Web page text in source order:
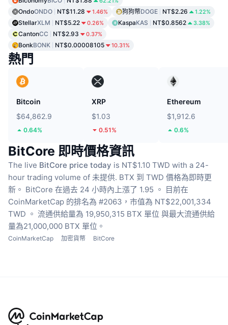
OndoONDO NT$11.28 1.46% 狗狗幣DOGE NT$2.26 1.22%
StellarXLM NT$5.22 0.26% KaspaKAS NT$0.8562 3.38%
CantonCC NT$2.93 0.37%
BonkBONK NT$0.00008105 10.31%
熱門
Bitcoin
$64,862.9
0.64%
XRP
$1.03
0.51%
Ethereum
$1,912.6
0.6%
BitCore 即時價格資訊
The live BitCore price today is NT$1.10 TWD with a 24-
hour trading volume of 未提供. BTX 到 TWD 價格為即時更
新。 BitCore 在過去 24 小時內上漲了 1.95 。 目前在
CoinMarketCap 的排名為 #2063，市值為 NT$22,001,334
TWD 。 流通供給量為 19,950,315 BTX 單位 與最大流通供給
量為21,000,000 BTX 單位。
CoinMarketCap 加密貨幣 BitCore